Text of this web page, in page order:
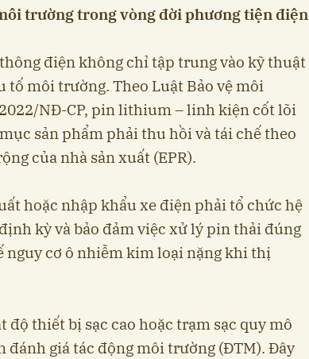
trường trong vòng đời phương tiện điện
điện không chỉ tập trung vào kỹ thuật
tố môi trường. Theo Luật Bảo vệ môi
NĐ-CP, pin lithium – linh kiện cốt lõi
sản phẩm phải thu hồi và tái chế theo
của nhà sản xuất (EPR).
hoặc nhập khẩu xe điện phải tổ chức hệ
kỳ và bảo đảm việc xử lý pin thải đúng
nguy cơ ô nhiễm kim loại nặng khi thị
thiết bị sạc cao hoặc trạm sạc quy mô
đánh giá tác động môi trường (ĐTM). Đây